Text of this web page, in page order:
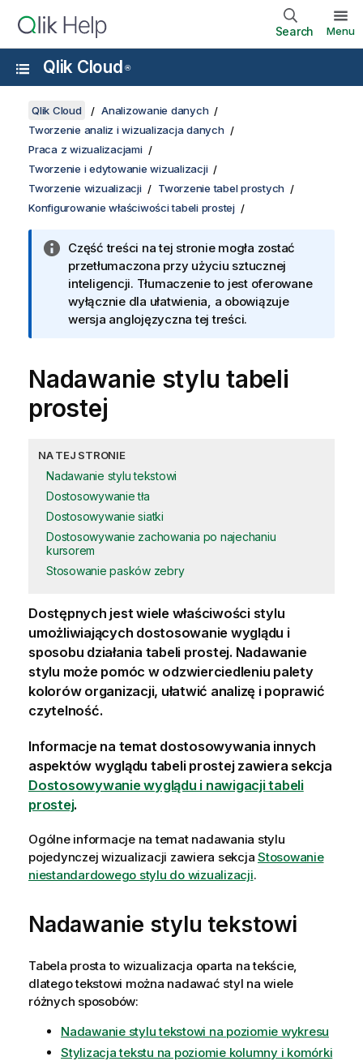
Search Menu
Qlik Cloud ®
Qlik Cloud
Analizowanie danych
Tworzenie analiz i wizualizacja danych
Praca z wizualizacjami
Tworzenie i edytowanie wizualizacji
Tworzenie wizualizacji
Tworzenie tabel prostych
Konfigurowanie właściwości tabeli prostej
Część treści na tej stronie mogła zostać
przetłumaczona przy użyciu sztucznej
inteligencji. Tłumaczenie to jest oferowane
wyłącznie dla ułatwienia, a obowiązuje
wersja anglojęzyczna tej treści.
Nadawanie stylu tabeli
prostej
NA TEJ STRONIE
Nadawanie stylu tekstowi
Dostosowywanie tła
Dostosowywanie siatki
Dostosowywanie zachowania po najechaniu
kursorem
Stosowanie pasków zebry
Dostępnych jest wiele właściwości stylu
umożliwiających dostosowanie wyglądu i
sposobu działania tabeli prostej. Nadawanie
stylu może pomóc w odzwierciedleniu palety
kolorów organizacji, ułatwić analizę i poprawić
czytelność.
Informacje na temat dostosowywania innych
aspektów wyglądu tabeli prostej zawiera sekcja
Dostosowywanie wyglądu i nawigacji tabeli
prostej.
Ogólne informacje na temat nadawania stylu
pojedynczej wizualizacji zawiera sekcja Stosowanie
niestandardowego stylu do wizualizacji.
Nadawanie stylu tekstowi
Tabela prosta to wizualizacja oparta na tekście,
dlatego tekstowi można nadawać styl na wiele
różnych sposobów:
Nadawanie stylu tekstowi na poziomie wykresu
Stylizacja tekstu na poziomie kolumny i komórki